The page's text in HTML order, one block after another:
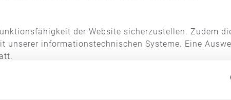
der Website sicherzustellen. Zudem
informationstechnischen Systeme. Eine
Datenverarbeitung nach Art. 6 Abs. 1 lit. f DSGVO.